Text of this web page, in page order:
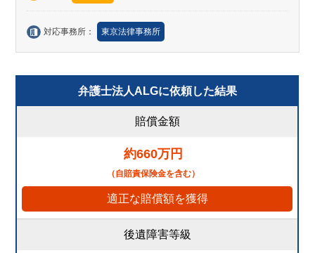
対応事務所： 東京法律事務所
弁護士法人ALGに依頼した結果
賠償金額
約660万円
（自賠責保険金を含む）
適正な賠償額を獲得
後遺障害等級